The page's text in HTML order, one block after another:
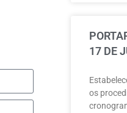
17 DE
os